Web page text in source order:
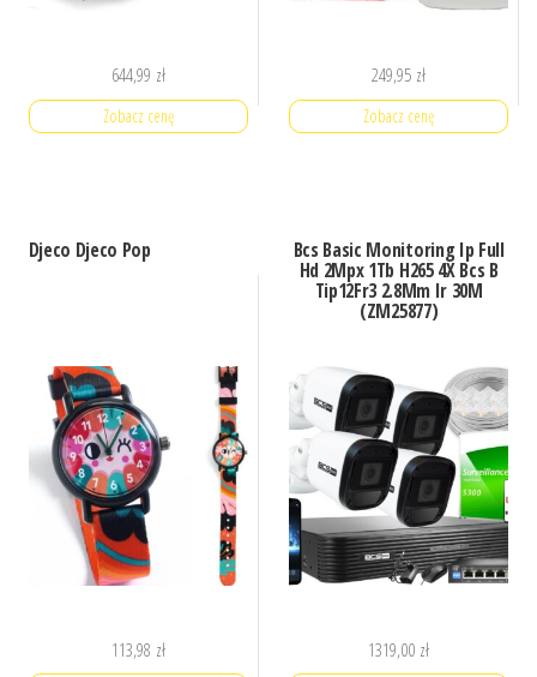
644,99 zł
Zobacz cenę
249,95 zł
Zobacz cenę
Djeco Djeco Pop
113,98 zł
Bcs Basic Monitoring Ip Full
Hd 2Mpx 1Tb H265 4X Bcs B
Tip12Fr3 2.8Mm Ir 30M
(ZM25877)
1319,00 zł